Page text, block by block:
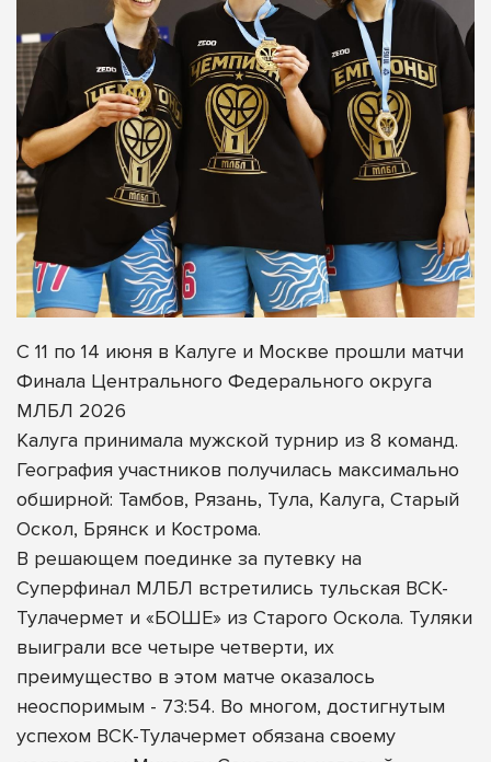
С 11 по 14 июня в Калуге и Москве прошли матчи
Финала Центрального Федерального округа
МЛБЛ 2026
Калуга принимала мужской турнир из 8 команд.
География участников получилась максимально
обширной: Тамбов, Рязань, Тула, Калуга, Старый
Оскол, Брянск и Кострома.
В решающем поединке за путевку на
Суперфинал МЛБЛ встретились тульская ВСК-
Тулачермет и «БОШЕ» из Старого Оскола. Туляки
выиграли все четыре четверти, их
преимущество в этом матче оказалось
неоспоримым - 73:54. Во многом, достигнутым
успехом ВСК-Тулачермет обязана своему